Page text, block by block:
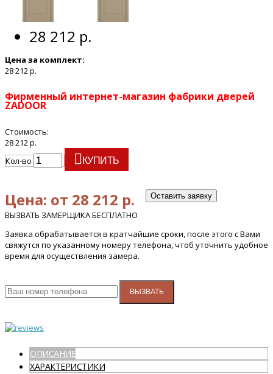
28 212 р.
Цена за комплект:
28 212 р.
Фирменный интернет-магазин фабрики дверей
ZADOOR
Стоимость:
28 212 р.
Кол-во
КУПИТЬ
Цена: от 28 212 р. Оставить заявку
ВЫЗВАТЬ ЗАМЕРЩИКА БЕСПЛАТНО
Заявка обрабатывается в кратчайшие сроки, после этого с Вами
свяжутся по указанному номеру телефона, чтоб уточнить удобное
время для осуществления замера.
ВЫЗВАТЬ
ОПИСАНИЕ
ХАРАКТЕРИСТИКИ